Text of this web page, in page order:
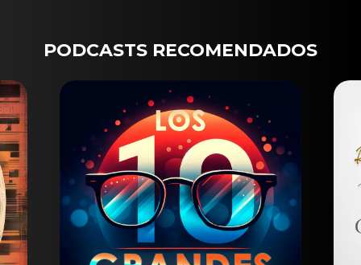
PODCASTS RECOMENDADOS